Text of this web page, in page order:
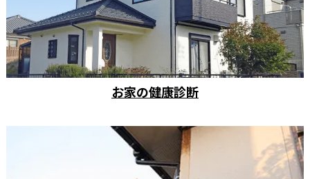
お家の健康診断